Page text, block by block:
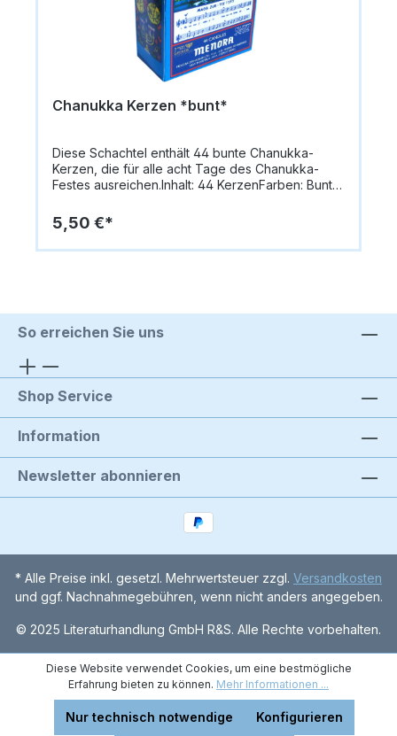
Chanukka Kerzen *bunt*
Diese Schachtel enthält 44 bunte Chanukka-
Kerzen, die für alle acht Tage des Chanukka-
Festes ausreichen.Inhalt: 44 KerzenFarben: Bunt
handelsüblichen Chanukkia-Leuchter. Leichte
Verfärbungen der Kerzen Möglich.
5,50 €*
So erreichen Sie uns
Shop Service
Information
Newsletter abonnieren
* Alle Preise inkl. gesetzl. Mehrwertsteuer zzgl. Versandkosten
und ggf. Nachnahmegebühren, wenn nicht anders angegeben.
© 2025 Literaturhandlung GmbH R&S. Alle Rechte vorbehalten.
Diese Website verwendet Cookies, um eine bestmögliche
Erfahrung bieten zu können. Mehr Informationen ...
Nur technisch notwendige Konfigurieren